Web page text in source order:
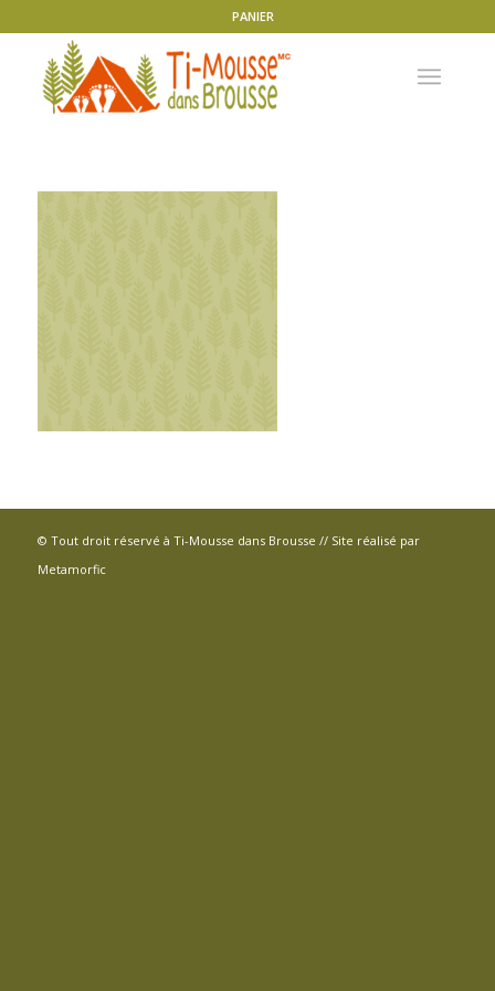
PANIER
© Tout droit réservé à Ti-Mousse dans Brousse // Site réalisé par
Metamorfic